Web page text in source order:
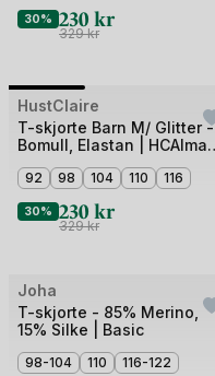
30% 230 kr
329kr
Outlet
Bilde
av
HustClaire
T-skjorte Barn M/ Glitter -
Bomull, Elastan | HCAlma
Mermaid
92 98 104 110 116
30% 230 kr
329kr
Outlet
Joha
T-skjorte - 85% Merino,
15% Silke | Basic
98-104 110 116-122